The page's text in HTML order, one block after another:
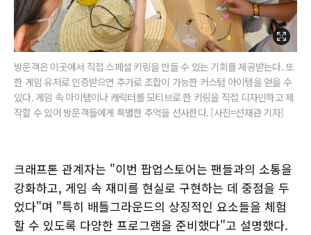
방문객은 이곳에서 직접 스페셜 키링을 만들 수 있는 기회를 제공받는다. 또
한 게임 유저로 인증받으면 추가로 조합이 가능한 커스텀 아이템을 얻을 수
있다. 게임 속 아이템이나 캐릭터를 모티브로 한 키링을 직접 디자인하고 제
작할 수 있어 방문객들에게 특별한 추억을 선사한다. [사진=선재관 기자]
크래프톤 관계자는 "이번 팝업스토어는 팬들과의 소통을
강화하고, 게임 속 재미를 현실로 구현하는 데 중점을 두
었다"며 "특히 배틀그라운드의 상징적인 요소들을 체험
할 수 있도록 다양한 프로그램을 준비했다"고 설명했다.